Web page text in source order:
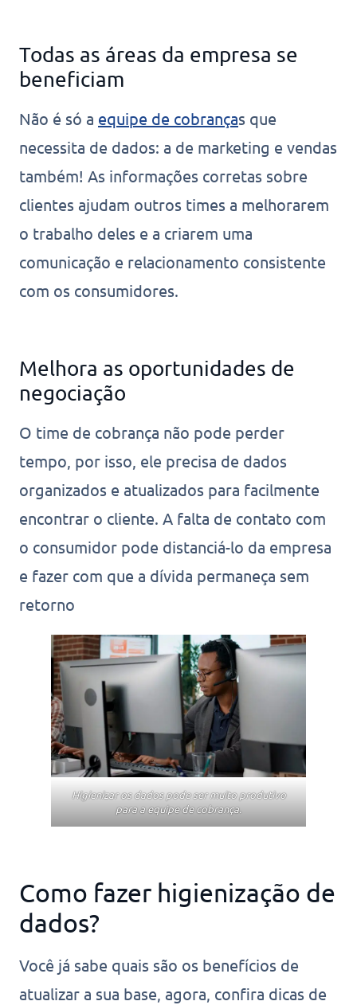
Todas as áreas da empresa se
beneficiam
Não é só a equipe de cobranças que
necessita de dados: a de marketing e vendas
também! As informações corretas sobre
clientes ajudam outros times a melhorarem
o trabalho deles e a criarem uma
comunicação e relacionamento consistente
com os consumidores.
Melhora as oportunidades de
negociação
O time de cobrança não pode perder
tempo, por isso, ele precisa de dados
organizados e atualizados para facilmente
encontrar o cliente. A falta de contato com
o consumidor pode distanciá-lo da empresa
e fazer com que a dívida permaneça sem
retorno
Higienizar os dados pode ser muito produtivo
para a equipe de cobrança.
Como fazer higienização de
dados?
Você já sabe quais são os benefícios de
atualizar a sua base, agora, confira dicas de